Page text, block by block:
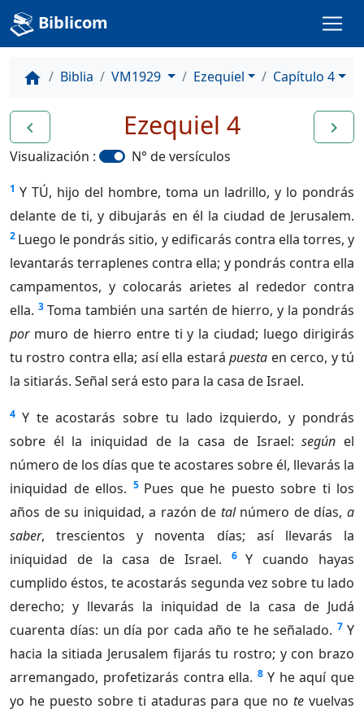
Biblicom
home Biblia VM1929 Ezequiel Capítulo 4
navigate_before navigate_next
Ezequiel 4
Visualización : N° de versículos
1 Y TÚ, hijo del hombre, toma un ladrillo, y lo pondrás
delante de ti, y dibujarás en él la ciudad de Jerusalem.
2 Luego le pondrás sitio, y edificarás contra ella torres, y
levantarás terraplenes contra ella; y pondrás contra ella
campamentos, y colocarás arietes al rededor contra
ella. 3 Toma también una sartén de hierro, y la pondrás
pormuro de hierro entre ti y la ciudad; luego dirigirás
tu rostro contra ella; así ella estarápuesta en cerco, y tú
la sitiarás. Señal será esto para la casa de Israel.
4 Y te acostarás sobre tu lado izquierdo, y pondrás
sobre él la iniquidad de la casa de Israel:según el
número de los días que te acostares sobre él, llevarás la
iniquidad de ellos. 5 Pues que he puesto sobre ti los
años de su iniquidad, a razón de talnúmero de días,a
saber, trescientos y noventa días; así llevarás la
iniquidad de la casa de Israel.
6
Y cuando hayas
cumplido éstos, te acostarás segunda vez sobre tu lado
derecho; y llevarás la iniquidad de la casa de Judá
cuarenta días: un día por cada año te he señalado. 7 Y
hacia la sitiada Jerusalem fijarás tu rostro; y con brazo
arremangado, profetizarás contra ella. 8 Y he aquí que
yo he puesto sobre ti ataduras para que note vuelvas